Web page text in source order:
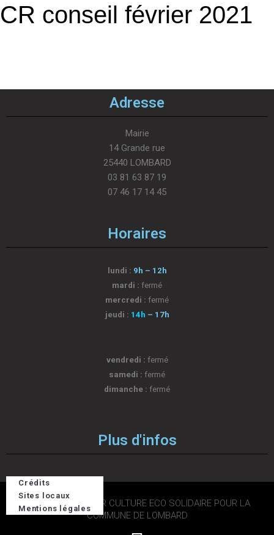
CR conseil février 2021
Adresse
Mairie
14 Grande rue
25440 LOMBARD
03 81 63 87 19
07 46 17 14 45
Horaires
lundi : 9h – 12h
mardi : fermé
mercredi : fermé
jeudi : 14h – 17h
vendredi : fermé
samedi : fermé
dimanche : fermé
Plus d'infos
Crédits
Sites locaux
Mentions légales
2026 © DESIGN PAR CULTURE ECO SOLIDAIRE POUR LA
COMMUNE DE LOMBARD